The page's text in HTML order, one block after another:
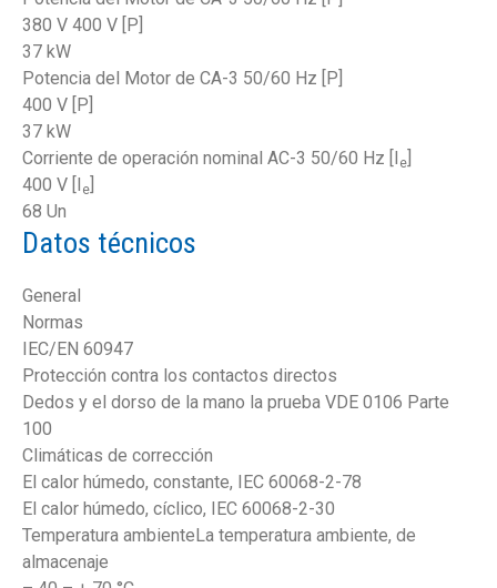
380 V 400 V [P]
37 kW
Potencia del Motor de CA-3 50/60 Hz [P]
400 V [P]
37 kW
Corriente de operación nominal AC-3 50/60 Hz [I e
400 V [I e
68 Un
Datos técnicos
General
Normas
IEC/EN 60947
Protección contra los contactos directos
Dedos y el dorso de la mano la prueba VDE 0106 Parte
100
Climáticas de corrección
El calor húmedo, constante, IEC 60068-2-78
El calor húmedo, cíclico, IEC 60068-2-30
Temperatura ambienteLa temperatura ambiente, de
almacenaje